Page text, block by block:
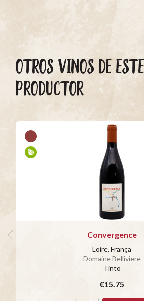
OTROS VINOS DE ESTE
PRODUCTOR
Convergence
Loire, França
Domaine Belliviere
Tinto
€15.75